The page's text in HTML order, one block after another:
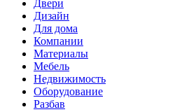
Двери
Дизайн
Для дома
Компании
Материалы
Мебель
Недвижимость
Оборудование
Разбав